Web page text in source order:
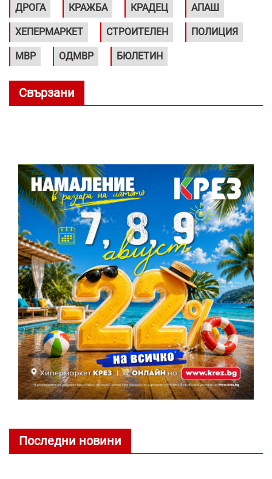
ДРОГА КРАЖБА КРАДЕЦ АПАШ
ХЕПЕРМАРКЕТ СТРОИТЕЛЕН ПОЛИЦИЯ
МВР ОДМВР БЮЛЕТИН
Свързани
Последни новини